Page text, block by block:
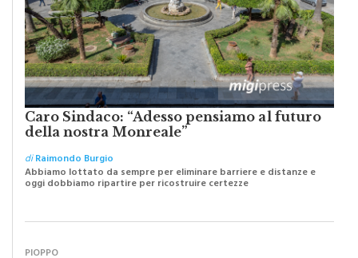
Caro Sindaco: “Adesso pensiamo al futuro
della nostra Monreale”
diRaimondo Burgio
Abbiamo lottato da sempre per eliminare barriere e distanze e
oggi dobbiamo ripartire per ricostruire certezze